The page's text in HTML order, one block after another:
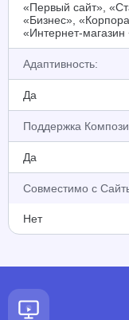
«Первый сайт»,
«Бизнес»,
«Интернет-магазин
Адаптивность:
Да
Поддержка
Да
Совместимо с
Нет